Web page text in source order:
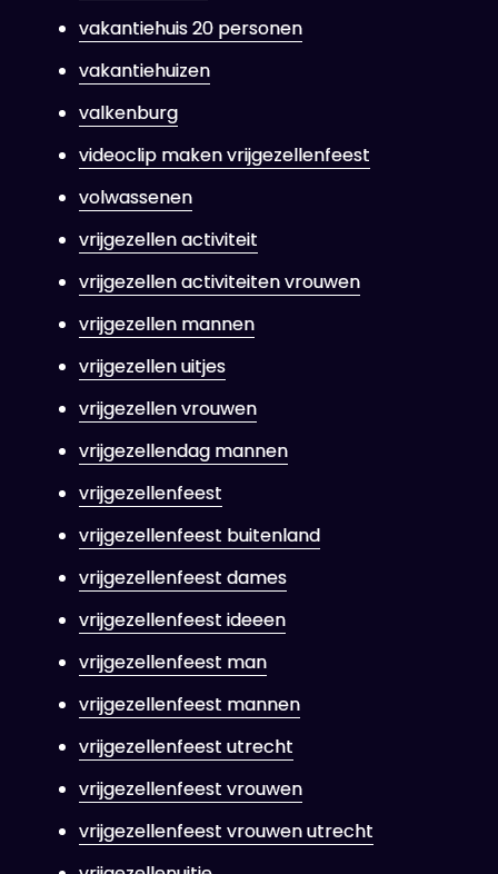
vakantiehuis 20 personen
vakantiehuizen
valkenburg
videoclip maken vrijgezellenfeest
volwassenen
vrijgezellen activiteit
vrijgezellen activiteiten vrouwen
vrijgezellen mannen
vrijgezellen uitjes
vrijgezellen vrouwen
vrijgezellendag mannen
vrijgezellenfeest
vrijgezellenfeest buitenland
vrijgezellenfeest dames
vrijgezellenfeest ideeen
vrijgezellenfeest man
vrijgezellenfeest mannen
vrijgezellenfeest utrecht
vrijgezellenfeest vrouwen
vrijgezellenfeest vrouwen utrecht